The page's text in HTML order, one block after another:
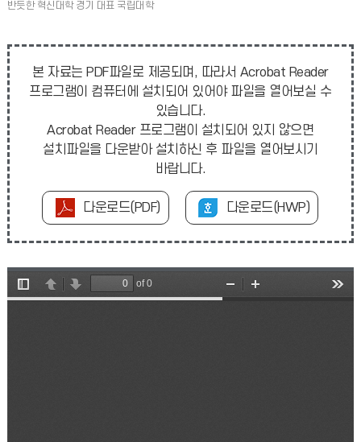
본 자료는 PDF파일로 제공되며, 따라서 Acrobat Reader
프로그램이 컴퓨터에 설치되어 있어야 파일을 열어보실 수
있습니다.
Acrobat Reader 프로그램이 설치되어 있지 않으면
설치파일을 다운받아 설치하신 후 파일을 열어보시기
바랍니다.
다운로드(PDF) 다운로드(HWP)